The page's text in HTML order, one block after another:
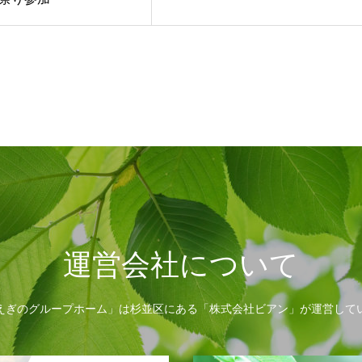
運営会社について
ぎのグループホーム」は杉並区にある「株式会社ビアン」が運営して